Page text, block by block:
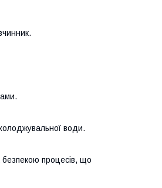
води.
безпекою процесів, що